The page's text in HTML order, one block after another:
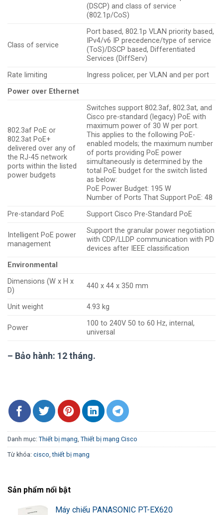
(DSCP) and class of service
(802.1p/CoS)
Class of service
Port based, 802.1p VLAN priority based,
IPv4/v6 IP precedence/type of service
(ToS)/DSCP based, Differentiated
Services (DiffServ)
Rate limiting
Ingress policer, per VLAN and per port
Power over Ethernet
802.3af PoE or
802.3at PoE+
delivered over any of
the RJ-45 network
ports within the listed
power budgets
Switches support 802.3af, 802.3at, and
Cisco pre-standard (legacy) PoE with
maximum power of 30 W per port.
This applies to the following PoE-
enabled models; the maximum number
of ports providing PoE power
simultaneously is determined by the
total PoE budget for the switch listed
as below:
PoE Power Budget: 195 W
Number of Ports That Support PoE: 48
Pre-standard PoE
Support Cisco Pre-Standard PoE
Intelligent PoE power
management
Support the granular power negotiation
with CDP/LLDP communication with PD
devices after IEEE classification
Environmental
Dimensions (W x H x
D)
440 x 44 x 350 mm
Unit weight 4.93 kg
Power
100 to 240V 50 to 60 Hz, internal,
universal
– Bảo hành: 12 tháng.
Danh mục: Thiết bị mạng Thiết bị mạng Cisco
Từ khóa: cisco ,thiết bị mạng
Sản phẩm nổi bật
Máy chiếu PANASONIC PT-EX620